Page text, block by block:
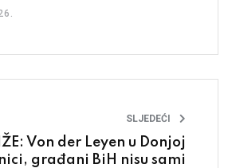
SLJEDEĆI
Von der Leyen u Donjoj
građani BiH nisu sami